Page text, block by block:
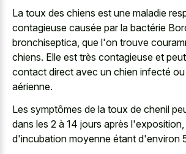
La toux des chiens est une maladie
contagieuse causée par la bactérie
bronchiseptica, que l'on trouve
chiens. Elle est très contagieuse et
contact direct avec un chien infecté
aérienne.
Les symptômes de la toux de chenil
dans les 2 à 14 jours après
d'incubation moyenne étant d'environ